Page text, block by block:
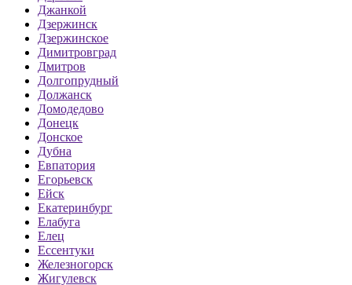
Джанкой
Дзержинск
Дзержинское
Димитровград
Дмитров
Долгопрудный
Должанск
Домодедово
Донецк
Донское
Дубна
Евпатория
Егорьевск
Ейск
Екатеринбург
Елабуга
Елец
Ессентуки
Железногорск
Жигулевск